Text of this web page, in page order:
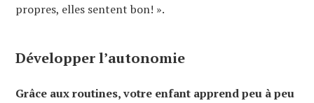
propres, elles sentent bon! ».
Développer l’autonomie
Grâce aux routines, votre enfant apprend peu à peu